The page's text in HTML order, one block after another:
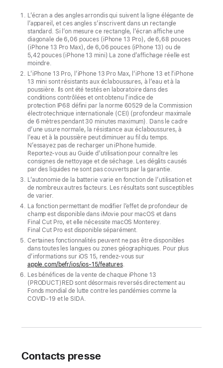
iPhone 13
Nouveautés
dans
la
gamme
iPhone :
l’iPhone 13
Pro
vert
alpin
et
l’iPhone 13
vert,
tous
deux
dotés
d’une
puce
A15 Bionic
ultra-
rapide,
d’appareils
photo
d’une
d’une
L’écran a des angles arrondis qui suivent la ligne élégante de
l’appareil, et ces angles s’inscrivent dans un rectangle
standard. Si l’on mesure ce rectangle, l’écran affiche une
diagonale de 6,06 pouces (iPhone 13 Pro), de 6,68 pouces
(iPhone 13 Pro Max), de 6,06 pouces (iPhone 13) ou de
5,42 pouces (iPhone 13 mini) La zone d’affichage réelle est
moindre.
L’iPhone 13 Pro, l’iPhone 13 Pro Max, l’iPhone 13 et l’iPhone
13 mini sont résistants aux éclaboussures, à l’eau et à la
poussière. Ils ont été testés en laboratoire dans des
conditions contrôlées et ont obtenu l’indice de
protection IP68 défini par la norme 60529 de la Commission
électrotechnique internationale (CEI) (profondeur maximale
de 6 mètres pendant 30 minutes maximum). Dans le cadre
d’une usure normale, la résistance aux éclaboussures, à
l’eau et à la poussière peut diminuer au fil du temps.
N’essayez pas de recharger un iPhone humide.
Reportez‑vous au Guide d’utilisation pour connaître les
consignes de nettoyage et de séchage. Les dégâts causés
par des liquides ne sont pas couverts par la garantie.
L’autonomie de la batterie varie en fonction de l’utilisation et
de nombreux autres facteurs. Les résultats sont susceptibles
de varier.
La fonction permettant de modifier l’effet de profondeur de
champ est disponible dans iMovie pour macOS et dans
Final Cut Pro, et elle nécessite macOS Monterey.
Final Cut Pro est disponible séparément.
Certaines fonctionnalités peuvent ne pas être disponibles
dans toutes les langues ou zones géographiques. Pour plus
d’informations sur iOS 15, rendez-vous sur
apple.com/befr/ios/ios-15/features.
Les bénéfices de la vente de chaque iPhone 13
(PRODUCT)RED sont désormais reversés directement au
Fonds mondial de lutte contre les pandémies comme la
COVID‑19 et le SIDA.
Contacts presse